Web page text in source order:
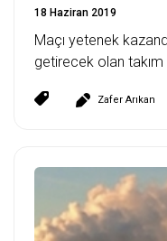
18 Haziran 2019
Maçı yetenek
getirecek olan takım
Zafer Arıkan